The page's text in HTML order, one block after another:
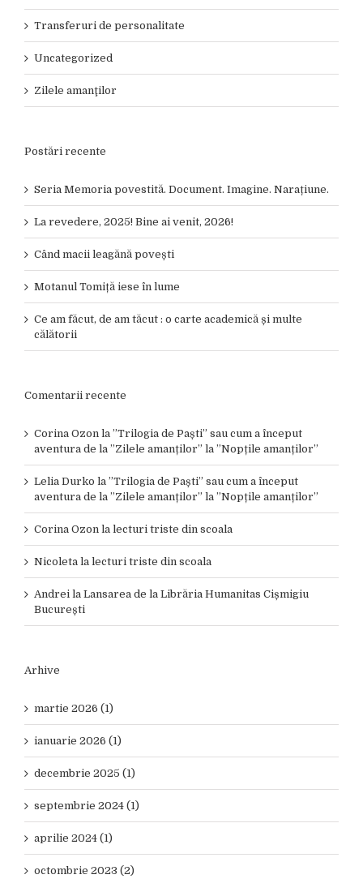
Transferuri de personalitate
Uncategorized
Zilele amanţilor
Postări recente
Seria Memoria povestită. Document. Imagine. Narațiune.
La revedere, 2025! Bine ai venit, 2026!
Când macii leagănă povești
Motanul Tomiță iese în lume
Ce am făcut, de am tăcut : o carte academică și multe
călătorii
Comentarii recente
Corina Ozon la ”Trilogia de Paști” sau cum a început
aventura de la ”Zilele amanților” la ”Nopțile amanților”
Lelia Durko la ”Trilogia de Paști” sau cum a început
aventura de la ”Zilele amanților” la ”Nopțile amanților”
Corina Ozon la lecturi triste din scoala
Nicoleta la lecturi triste din scoala
Andrei la Lansarea de la Librăria Humanitas Cișmigiu
București
Arhive
martie 2026 (1)
ianuarie 2026 (1)
decembrie 2025 (1)
septembrie 2024 (1)
aprilie 2024 (1)
octombrie 2023 (2)